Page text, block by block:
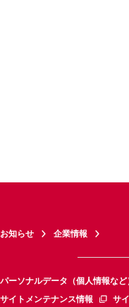
お知らせ 企業情報
パーソナルデータ（個人情報など
サイトメンテナンス情報
サ